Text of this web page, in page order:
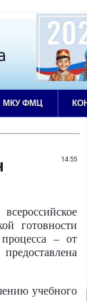
МКУ ФМЦ
14:55
готовности
процесса – от
учебного